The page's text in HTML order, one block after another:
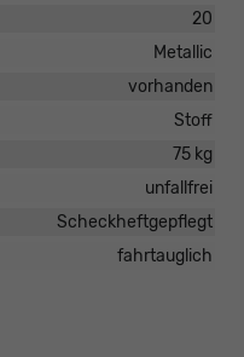
20
Metallic
vorhanden
Stoff
75 kg
unfallfrei
Scheckheftgepflegt
fahrtauglich